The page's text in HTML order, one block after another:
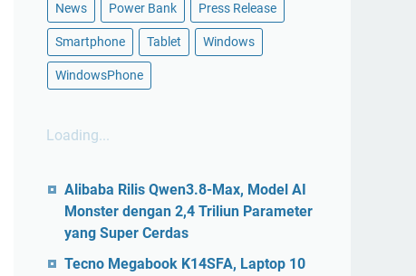
News Power Bank Press Release
Smartphone Tablet Windows
WindowsPhone
Loading...
Alibaba Rilis Qwen3.8-Max, Model AI
Monster dengan 2,4 Triliun Parameter
yang Super Cerdas
Tecno Megabook K14SFA, Laptop 10